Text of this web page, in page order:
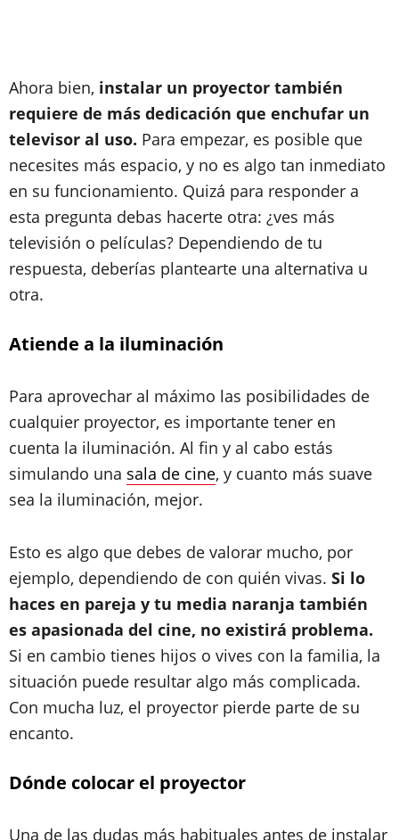
Ahora bien, instalar un proyector también
requiere de más dedicación que enchufar un
televisor al uso. Para empezar, es posible que
necesites más espacio, y no es algo tan inmediato
en su funcionamiento. Quizá para responder a
esta pregunta debas hacerte otra: ¿ves más
televisión o películas? Dependiendo de tu
respuesta, deberías plantearte una alternativa u
otra.
Atiende a la iluminación
Para aprovechar al máximo las posibilidades de
cualquier proyector, es importante tener en
cuenta la iluminación. Al fin y al cabo estás
simulando una sala de cine, y cuanto más suave
sea la iluminación, mejor.
Esto es algo que debes de valorar mucho, por
ejemplo, dependiendo de con quién vivas. Si lo
haces en pareja y tu media naranja también
es apasionada del cine, no existirá problema.
Si en cambio tienes hijos o vives con la familia, la
situación puede resultar algo más complicada.
Con mucha luz, el proyector pierde parte de su
encanto.
Dónde colocar el proyector
Una de las dudas más habituales antes de instalar